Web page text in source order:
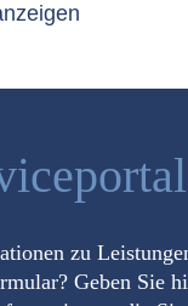
zu
Geben Sie